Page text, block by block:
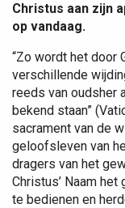
Christus aan zijn
op vandaag.
“Zo wordt het door
verschillende
reeds van oudsher
bekend staan”
sacrament van de
geloofsleven van
dragers van het
Christus’ Naam
te bedienen en